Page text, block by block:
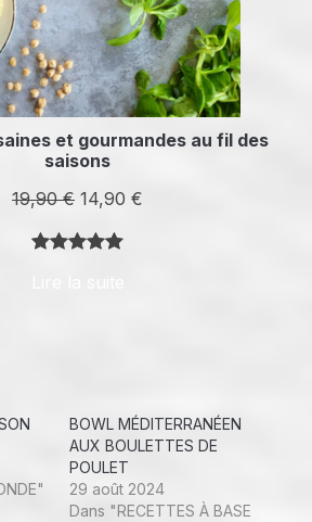
et gourmandes au fil des
saisons
19,90€ Le
prix
initial
14,90 €
BOWL MÉDITERRANÉEN
AUX BOULETTES DE
POULET
29 août 2024
Dans "RECETTES À BASE